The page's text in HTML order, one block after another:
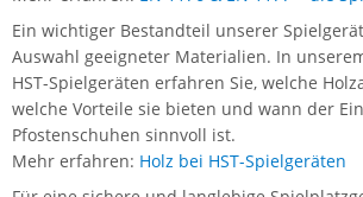
Ein wichtiger Bestandteil unserer
Auswahl geeigneter Materialien. In
HST-Spielgeräten erfahren Sie, welche
welche Vorteile sie bieten und wann der
Pfostenschuhen sinnvoll ist.
Mehr erfahren: Holz bei HST-Spielgeräten